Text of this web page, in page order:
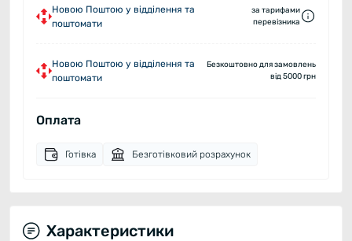
Новою Поштою у відділення та
поштомати
за тарифами
перевізника
Новою Поштою у відділення та
поштомати
Безкоштовно для замовлень
від 5000 грн
Оплата
Готівка Безготівковий розрахунок
Характеристики